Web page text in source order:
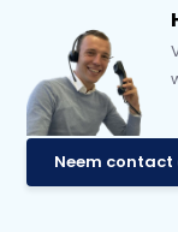
Neem contact